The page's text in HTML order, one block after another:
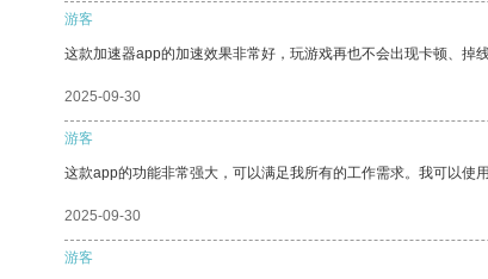
游客
这款加速器app的加速效果非常好，玩游戏再也不会出现卡顿、掉
2025-09-30
游客
这款app的功能非常强大，可以满足我所有的工作需求。我可以使
2025-09-30
游客